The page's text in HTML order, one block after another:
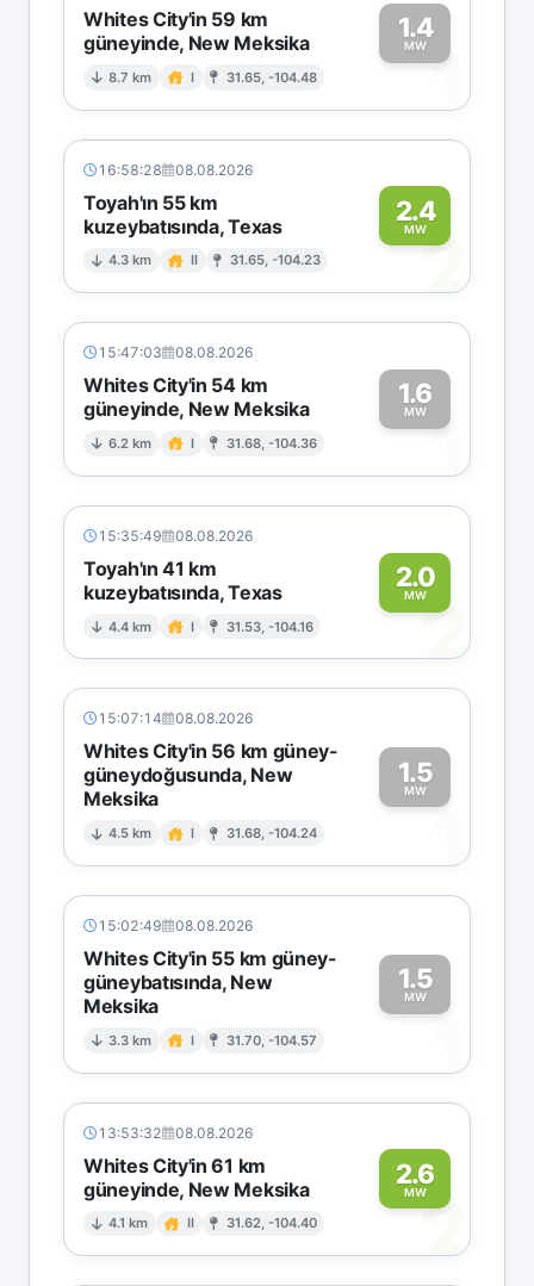
Whites City'in 59 km
güneyinde, New Meksika
8.7 km I 31.65, -104.48
1.4
MW1
16:58:28 08.08.2026
Toyah'ın 55 km
kuzeybatısında, Texas
4.3 km II 31.65, -104.23
2.4
MW2
15:47:03 08.08.2026
Whites City'in 54 km
güneyinde, New Meksika
6.2 km I 31.68, -104.36
1.6
MW1
15:35:49 08.08.2026
Toyah'ın 41 km
kuzeybatısında, Texas
4.4 km I 31.53, -104.16
2.0
MW2
15:07:14 08.08.2026
Whites City'in 56 km güney-
güneydoğusunda, New
Meksika
4.5 km I 31.68, -104.24
1.5
MW
1
15:02:49 08.08.2026
Whites City'in 55 km güney-
güneybatısında, New
Meksika
3.3 km I 31.70, -104.57
1.5
MW
1
13:53:32 08.08.2026
Whites City'in 61 km
güneyinde, New Meksika
4.1 km II 31.62, -104.40
2.6
MW2